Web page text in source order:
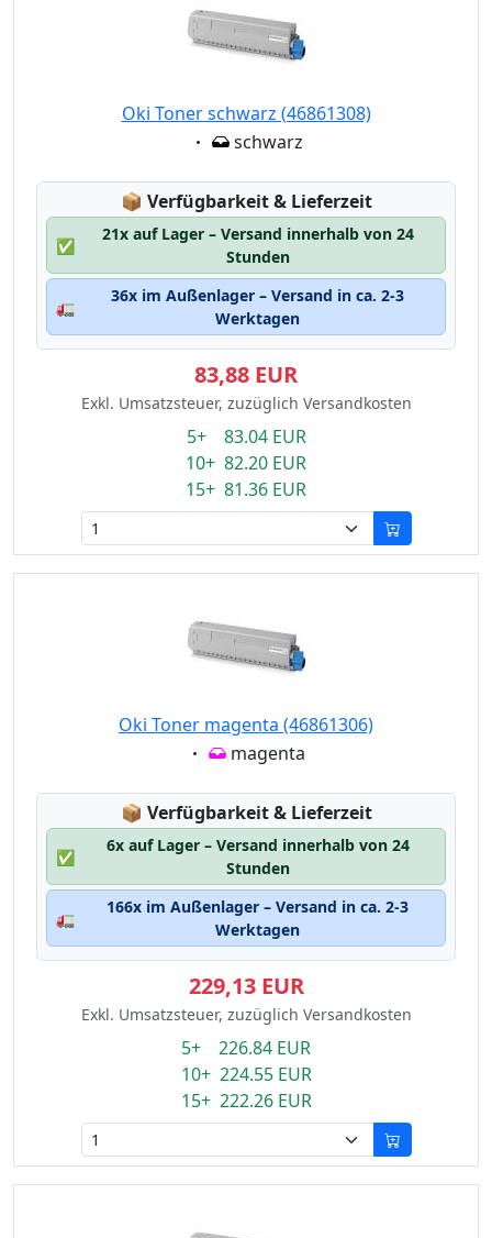
Oki Toner schwarz (46861308)
Eigenschaft:
schwarz
📦 Lagerstatus:
Verfügbarkeit & Lieferzeit
✅
21x auf Lager – Versand innerhalb von 24
Stunden
🚛
36x im Außenlager – Versand in ca. 2-3
Werktagen
83,88 EUR
Exkl. Umsatzsteuer, zuzüglich Versandkosten
5+ 83.04 EUR
10+ 82.20 EUR
15+ 81.36 EUR
Oki Toner magenta (46861306)
Eigenschaft:
magenta
📦 Lagerstatus:
Verfügbarkeit & Lieferzeit
✅
6x auf Lager – Versand innerhalb von 24
Stunden
🚛
166x im Außenlager – Versand in ca. 2-3
Werktagen
229,13 EUR
Exkl. Umsatzsteuer, zuzüglich Versandkosten
5+ 226.84 EUR
10+ 224.55 EUR
15+ 222.26 EUR